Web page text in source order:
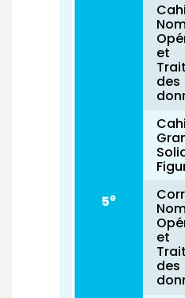
5e
et
des
et
des